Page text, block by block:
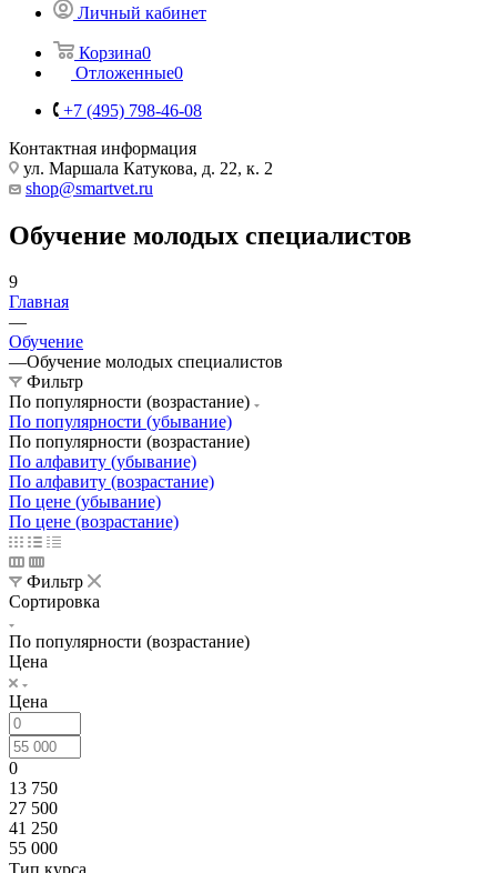
Личный кабинет
Корзина0
Отложенные0
+7 (495) 798-46-08
Контактная информация
ул. Маршала Катукова, д. 22, к. 2
shop@smartvet.ru
Обучение молодых специалистов
9
Главная
—
Обучение
—Обучение молодых специалистов
Фильтр
По популярности (возрастание)
По популярности (убывание)
По популярности (возрастание)
По алфавиту (убывание)
По алфавиту (возрастание)
По цене (убывание)
По цене (возрастание)
Фильтр
Сортировка
По популярности (возрастание)
Цена
Цена
0
13 750
27 500
41 250
55 000